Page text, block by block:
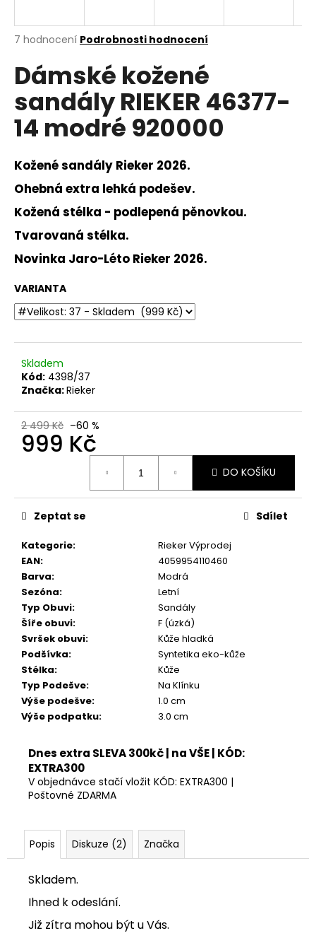
Průměrné
produktu
je
z
5
hvězdiček.
7 hodnocení Podrobnosti hodnocení
Dámské kožené
sandály RIEKER 46377-
14 modré 920000
Kožené sandály Rieker 2026.
Ohebná extra lehká podešev.
Kožená stélka - podlepená pěnovkou.
Tvarovaná stélka.
Novinka Jaro-Léto Rieker 2026.
VARIANTA
Skladem
Kód: 4398/37
Značka:Rieker
2 499 Kč –60 %
999 Kč
DO KOŠÍKU
Kategorie:
Rieker Výprodej
EAN:
4059954110460
Barva:
Modrá
Sezóna:
Letní
Typ Obuvi:
Sandály
Šíře obuvi:
F (úzká)
Svršek obuvi:
Kůže hladká
Podšívka:
Syntetika eko-kůže
Stélka:
Kůže
Typ Podešve:
Na Klínku
Výše podešve:
1.0 cm
Výše podpatku: 3.0 cm
Zeptat se Sdílet
Dnes extra SLEVA 300kč | na VŠE | KÓD:
EXTRA300
V objednávce stačí vložit KÓD: EXTRA300 |
Poštovné ZDARMA
Popis Diskuze (2) Značka
Skladem.
Ihned k odeslání.
Již zítra mohou být u Vás.
j
t
?
HLEDAT
o
p
r
u
č
e
m
e
DÁMSKÉ
KOŽENÉ
FLOT
700417-
04
870
Kč
Původně:
799
Kč